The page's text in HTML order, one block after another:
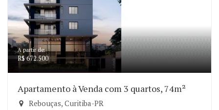
A partir de:
R$ 672.500
Apartamento à Venda com 3 quartos, 74m²
Rebouças, Curitiba-PR